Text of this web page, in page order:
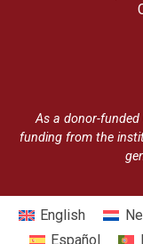
As a donor-funded
funding from the
English
Español